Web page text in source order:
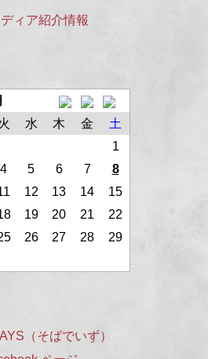
水 木 金
土
1
4 5 6 7
8
12 13 14
15
19 20 21
22
26 27 28
29